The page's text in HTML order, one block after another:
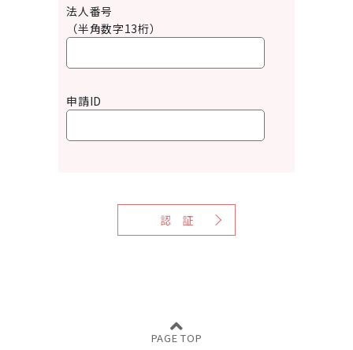
法人番号
（半角数字13桁）
申請ID
認 証